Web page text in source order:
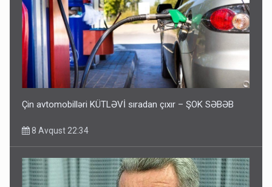
Çin avtomobilləri KÜTLƏVİ sıradan çıxır – ŞOK SƏBƏB
8 Avqust 22:34